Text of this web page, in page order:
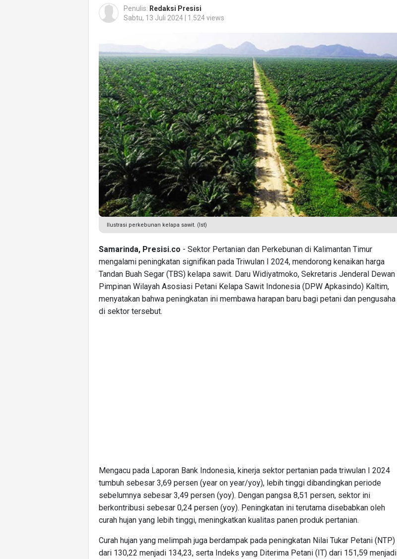
Penulis: Redaksi Presisi
Sabtu, 13 Juli 2024 | 1.524 views
Ilustrasi perkebunan kelapa sawit. (Ist)
Samarinda, Presisi.co - Sektor Pertanian dan Perkebunan di Kalimantan Timur
mengalami peningkatan signifikan pada Triwulan I 2024, mendorong kenaikan harga
Tandan Buah Segar (TBS) kelapa sawit. Daru Widiyatmoko, Sekretaris Jenderal Dewan
Pimpinan Wilayah Asosiasi Petani Kelapa Sawit Indonesia (DPW Apkasindo) Kaltim,
menyatakan bahwa peningkatan ini membawa harapan baru bagi petani dan pengusaha
di sektor tersebut.
Mengacu pada Laporan Bank Indonesia, kinerja sektor pertanian pada triwulan I 2024
tumbuh sebesar 3,69 persen (year on year/yoy), lebih tinggi dibandingkan periode
sebelumnya sebesar 3,49 persen (yoy). Dengan pangsa 8,51 persen, sektor ini
berkontribusi sebesar 0,24 persen (yoy). Peningkatan ini terutama disebabkan oleh
curah hujan yang lebih tinggi, meningkatkan kualitas panen produk pertanian.
Curah hujan yang melimpah juga berdampak pada peningkatan Nilai Tukar Petani (NTP)
dari 130,22 menjadi 134,23, serta Indeks yang Diterima Petani (IT) dari 151,59 menjadi